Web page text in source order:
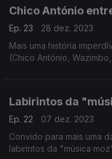
Chico António
Ep. 23
28 dez. 2023
Mais uma história
(Chico António,
Labirintos da
Ep. 22
07 dez. 2023
Convido para mais uma
labirintos da "música